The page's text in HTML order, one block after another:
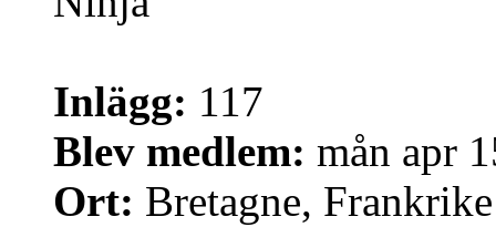
Inlägg: 117
Blev medlem: mån apr
Ort: Bretagne, Frankrike